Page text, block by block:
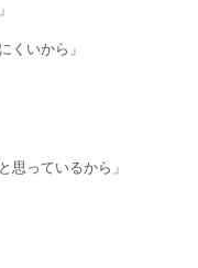
くいから」
思っているから」